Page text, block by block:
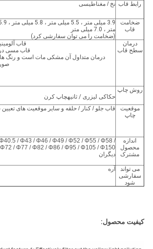
رابط قاب نخ / مغناطیسی
ضخامت
قاب
متر ، 7.0 میلی متر
(ضخامت را می توان سفارشی کرد)
درمان
سطح قاب
قاب
قاب مسی
درمان متداول آن مشکی مات است و رنگ های
روش چاپ
حکاکی لیزری / ثانیهچاپ کرن
موقعیت
چاپ
قاب جلو / کنار / حلقه و سایر موقعیت های
اندازه
محصول
مشترک
/ Φ43 / Φ46 / Φ49 / Φ52 / Φ55 / Φ58 /
دیگران
می تواند
سفارشی
شود
آره
کیفیت محصول: